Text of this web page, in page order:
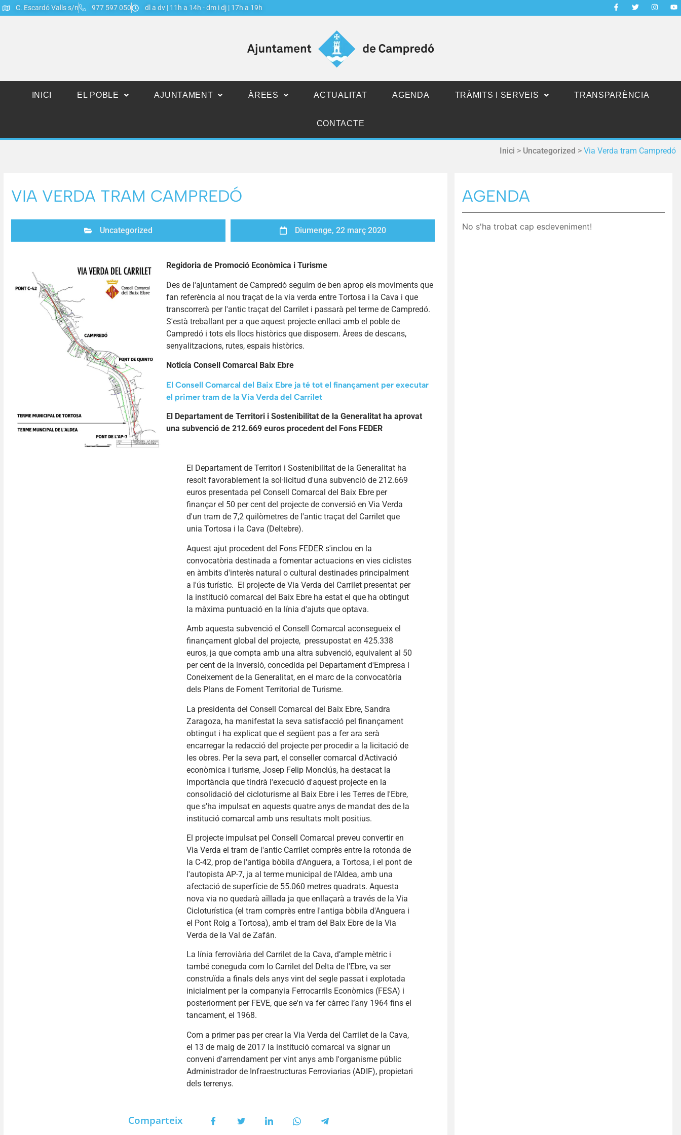
C. Escardó Valls s/n 977 597 050 dl a dv | 11h a 14h - dm i dj | 17h a 19h
INICI EL POBLE AJUNTAMENT ÀREES ACTUALITAT AGENDA TRÀMITS I SERVEIS TRANSPARÈNCIA
CONTACTE
Inici > Uncategorized > Via Verda tram Campredó
VIA VERDA TRAM CAMPREDÓ
Uncategorized Diumenge, 22 març 2020
Regidoria de Promoció Econòmica i Turisme
Des de l'ajuntament de Campredó seguim de ben aprop els moviments que
fan referència al nou traçat de la via verda entre Tortosa i la Cava i que
transcorrerà per l'antic traçat del Carrilet i passarà pel terme de Campredó.
S'està treballant per a que aquest projecte enllaci amb el poble de
Campredó i tots els llocs històrics que disposem. Àrees de descans,
senyalitzacions, rutes, espais històrics.
Noticía Consell Comarcal Baix Ebre
El Consell Comarcal del Baix Ebre ja té tot el finançament per executar
el primer tram de la Via Verda del Carrilet
El Departament de Territori i Sostenibilitat de la Generalitat ha aprovat
una subvenció de 212.669 euros procedent del Fons FEDER
El Departament de Territori i Sostenibilitat de la Generalitat ha
resolt favorablement la sol·licitud d'una subvenció de 212.669
euros presentada pel Consell Comarcal del Baix Ebre per
finançar el 50 per cent del projecte de conversió en Via Verda
d'un tram de 7,2 quilòmetres de l'antic traçat del Carrilet que
unia Tortosa i la Cava (Deltebre).
Aquest ajut procedent del Fons FEDER s'inclou en la
convocatòria destinada a fomentar actuacions en vies ciclistes
en àmbits d'interès natural o cultural destinades principalment
a l'ús turístic. El projecte de Via Verda del Carrilet presentat per
la institució comarcal del Baix Ebre ha estat el que ha obtingut
la màxima puntuació en la línia d'ajuts que optava.
Amb aquesta subvenció el Consell Comarcal aconsegueix el
finançament global del projecte, pressupostat en 425.338
euros, ja que compta amb una altra subvenció, equivalent al 50
per cent de la inversió, concedida pel Departament d'Empresa i
Coneixement de la Generalitat, en el marc de la convocatòria
dels Plans de Foment Territorial de Turisme.
La presidenta del Consell Comarcal del Baix Ebre, Sandra
Zaragoza, ha manifestat la seva satisfacció pel finançament
obtingut i ha explicat que el següent pas a fer ara serà
encarregar la redacció del projecte per procedir a la licitació de
les obres. Per la seva part, el conseller comarcal d'Activació
econòmica i turisme, Josep Felip Monclús, ha destacat la
importància que tindrà l'execució d'aquest projecte en la
consolidació del cicloturisme al Baix Ebre i les Terres de l'Ebre,
que s'ha impulsat en aquests quatre anys de mandat des de la
institució comarcal amb uns resultats molt positius.
El projecte impulsat pel Consell Comarcal preveu convertir en
Via Verda el tram de l'antic Carrilet comprès entre la rotonda de
la C-42, prop de l'antiga bòbila d'Anguera, a Tortosa, i el pont de
l'autopista AP-7, ja al terme municipal de l'Aldea, amb una
afectació de superfície de 55.060 metres quadrats. Aquesta
nova via no quedarà aïllada ja que enllaçarà a través de la Via
Cicloturística (el tram comprès entre l'antiga bòbila d'Anguera i
el Pont Roig a Tortosa), amb el tram del Baix Ebre de la Via
Verda de la Val de Zafán.
La línia ferroviària del Carrilet de la Cava, d’ample mètric i
també coneguda com lo Carrilet del Delta de l'Ebre, va ser
construïda a finals dels anys vint del segle passat i explotada
inicialment per la companyia Ferrocarrils Econòmics (FESA) i
posteriorment per FEVE, que se'n va fer càrrec l’any 1964 fins el
tancament, el 1968.
Com a primer pas per crear la Via Verda del Carrilet de la Cava,
el 13 de maig de 2017 la institució comarcal va signar un
conveni d'arrendament per vint anys amb l'organisme públic
Administrador de Infraestructuras Ferroviarias (ADIF), propietari
dels terrenys.
Comparteix
AGENDA
No s'ha trobat cap esdeveniment!